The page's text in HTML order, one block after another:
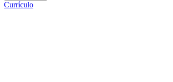
Currículo